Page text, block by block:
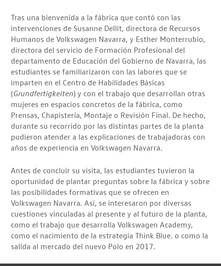
Tras una bienvenida a la fábrica que contó con las
intervenciones de Susanne Dellit, directora de Recursos
Humanos de Volkswagen Navarra, y Esther Monterrubio,
directora del servicio de Formación Profesional del
departamento de Educación del Gobierno de Navarra, las
estudiantes se familiarizaron con las labores que se
imparten en el Centro de Habilidades Básicas
(Grundfertigkeiten) y con el trabajo que desarrollan otras
mujeres en espacios concretos de la fábrica, como
Prensas, Chapistería, Montaje o Revisión Final. De hecho,
durante su recorrido por las distintas partes de la planta
pudieron atender a las explicaciones de trabajadoras con
años de experiencia en Volkswagen Navarra.
Antes de concluir su visita, las estudiantes tuvieron la
oportunidad de plantar preguntas sobre la fábrica y sobre
las posibilidades formativas que se ofrecen en
Volkswagen Navarra. Así, se interesaron por diversas
cuestiones vinculadas al presente y al futuro de la planta,
como el trabajo que desarrolla Volkswagen Academy,
como el nacimiento de la estrategia Think Blue. o como la
salida al mercado del nuevo Polo en 2017.